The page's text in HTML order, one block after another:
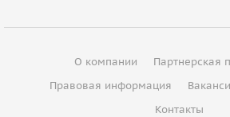
О компании
Партнерская
Правовая информация
Контакты